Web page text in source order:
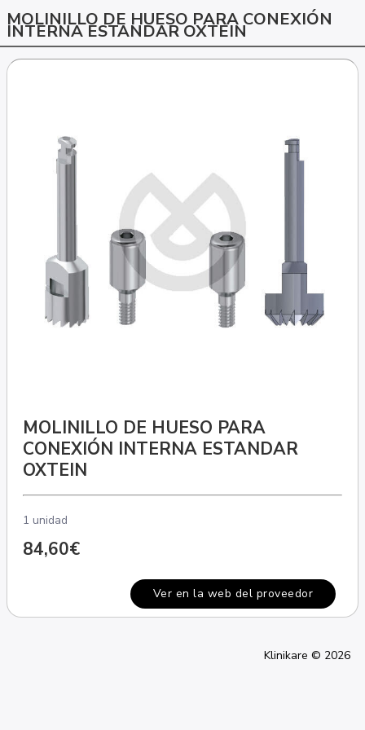
MOLINILLO DE HUESO PARA CONEXIÓN
INTERNA ESTANDAR OXTEIN
MOLINILLO DE HUESO PARA
CONEXIÓN INTERNA ESTANDAR
OXTEIN
1 unidad
84,60€
Ver en la web del proveedor
Klinikare © 2026